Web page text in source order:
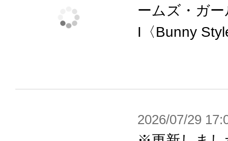
・各部マーキング、瞳のデカールが
・PVC製手首が左右それぞれ５種付
・各部に配置された3mm径のジョ
彩少女庭園」「アルカナディア」シ
ームズ・ガ
I〈Bunny
2026/07/29